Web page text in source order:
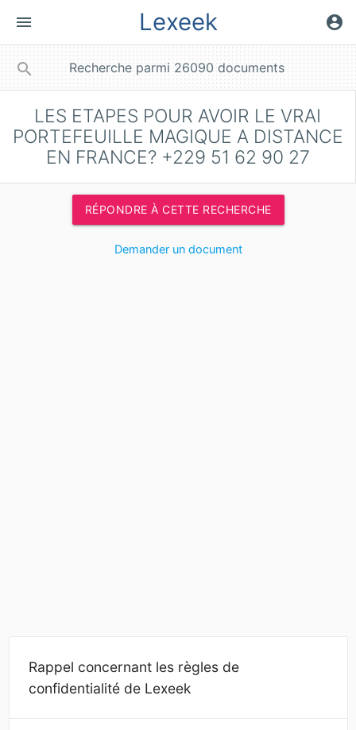
menu Lexeek account_circle
search
LES ETAPES POUR AVOIR LE VRAI
PORTEFEUILLE MAGIQUE A DISTANCE
EN FRANCE? +229 51 62 90 27
RÉPONDRE À CETTE RECHERCHE
Demander un document
Rappel concernant les règles de
confidentialité de Lexeek